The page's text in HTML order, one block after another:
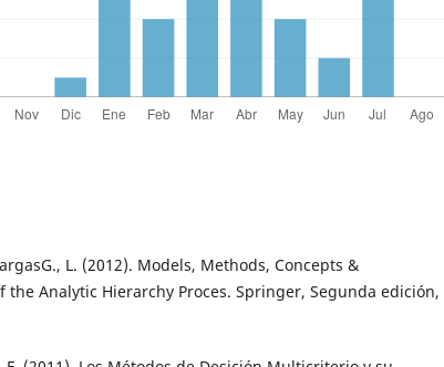
L. (2012). Models, Methods, Concepts &
the Analytic Hierarchy Proces. Springer, Segunda edición,